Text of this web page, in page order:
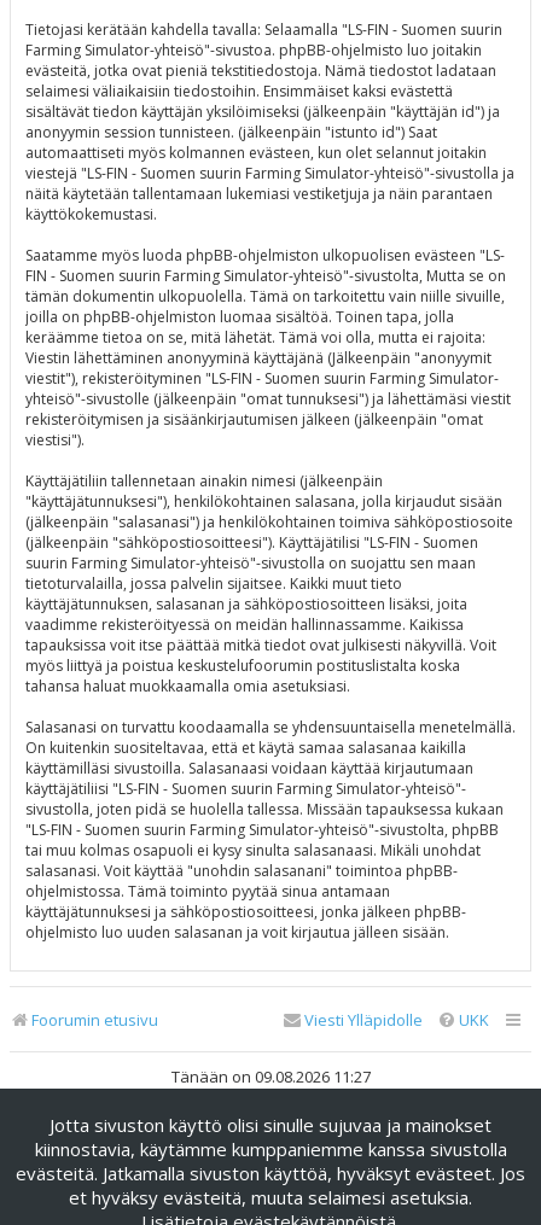
Tietojasi kerätään kahdella tavalla: Selaamalla "LS-FIN - Suomen suurin
Farming Simulator-yhteisö"-sivustoa. phpBB-ohjelmisto luo joitakin
evästeitä, jotka ovat pieniä tekstitiedostoja. Nämä tiedostot ladataan
selaimesi väliaikaisiin tiedostoihin. Ensimmäiset kaksi evästettä
sisältävät tiedon käyttäjän yksilöimiseksi (jälkeenpäin "käyttäjän id") ja
anonyymin session tunnisteen. (jälkeenpäin "istunto id") Saat
automaattiseti myös kolmannen evästeen, kun olet selannut joitakin
viestejä "LS-FIN - Suomen suurin Farming Simulator-yhteisö"-sivustolla ja
näitä käytetään tallentamaan lukemiasi vestiketjuja ja näin parantaen
käyttökokemustasi.
Saatamme myös luoda phpBB-ohjelmiston ulkopuolisen evästeen "LS-
FIN - Suomen suurin Farming Simulator-yhteisö"-sivustolta, Mutta se on
tämän dokumentin ulkopuolella. Tämä on tarkoitettu vain niille sivuille,
joilla on phpBB-ohjelmiston luomaa sisältöä. Toinen tapa, jolla
keräämme tietoa on se, mitä lähetät. Tämä voi olla, mutta ei rajoita:
Viestin lähettäminen anonyyminä käyttäjänä (Jälkeenpäin "anonyymit
viestit"), rekisteröityminen "LS-FIN - Suomen suurin Farming Simulator-
yhteisö"-sivustolle (jälkeenpäin "omat tunnuksesi") ja lähettämäsi viestit
rekisteröitymisen ja sisäänkirjautumisen jälkeen (jälkeenpäin "omat
viestisi").
Käyttäjätiliin tallennetaan ainakin nimesi (jälkeenpäin
"käyttäjätunnuksesi"), henkilökohtainen salasana, jolla kirjaudut sisään
(jälkeenpäin "salasanasi") ja henkilökohtainen toimiva sähköpostiosoite
(jälkeenpäin "sähköpostiosoitteesi"). Käyttäjätilisi "LS-FIN - Suomen
suurin Farming Simulator-yhteisö"-sivustolla on suojattu sen maan
tietoturvalailla, jossa palvelin sijaitsee. Kaikki muut tieto
käyttäjätunnuksen, salasanan ja sähköpostiosoitteen lisäksi, joita
vaadimme rekisteröityessä on meidän hallinnassamme. Kaikissa
tapauksissa voit itse päättää mitkä tiedot ovat julkisesti näkyvillä. Voit
myös liittyä ja poistua keskustelufoorumin postituslistalta koska
tahansa haluat muokkaamalla omia asetuksiasi.
Salasanasi on turvattu koodaamalla se yhdensuuntaisella menetelmällä.
On kuitenkin suositeltavaa, että et käytä samaa salasanaa kaikilla
käyttämilläsi sivustoilla. Salasanaasi voidaan käyttää kirjautumaan
käyttäjätiliisi "LS-FIN - Suomen suurin Farming Simulator-yhteisö"-
sivustolla, joten pidä se huolella tallessa. Missään tapauksessa kukaan
"LS-FIN - Suomen suurin Farming Simulator-yhteisö"-sivustolta, phpBB
tai muu kolmas osapuoli ei kysy sinulta salasanaasi. Mikäli unohdat
salasanasi. Voit käyttää "unohdin salasanani" toimintoa phpBB-
ohjelmistossa. Tämä toiminto pyytää sinua antamaan
käyttäjätunnuksesi ja sähköpostiosoitteesi, jonka jälkeen phpBB-
ohjelmisto luo uuden salasanan ja voit kirjautua jälleen sisään.
Foorumin etusivu UKK
Viesti Ylläpidolle
Tänään on 09.08.2026 11:27
Keskustelufoorumin ohjelmistophpBB® Forum Software ©
phpBB Limited
Käännös: phpBB Suomi (lurttinen, harritapio, Pettis)
phpBB Metro Theme byPixelGoose Studio
Jotta sivuston käyttö olisi sinulle sujuvaa ja mainokset
kiinnostavia, käytämme kumppaniemme kanssa sivustolla
evästeitä. Jatkamalla sivuston käyttöä, hyväksyt evästeet. Jos
et hyväksy evästeitä, muuta selaimesi asetuksia.